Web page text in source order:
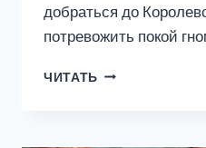
добраться до
потревожить покой
ЧИТАТЬ ПРИЗВАННЫЙ